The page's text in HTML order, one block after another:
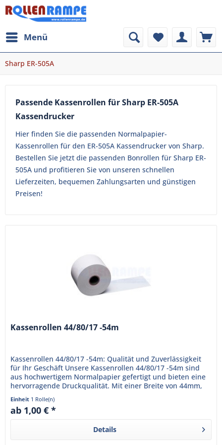
Menü
Sharp ER-505A
Passende Kassenrollen für Sharp ER-505A
Kassendrucker
Hier finden Sie die passenden Normalpapier-
Kassenrollen für den ER-505A Kassendrucker von Sharp.
Bestellen Sie jetzt die passenden Bonrollen für Sharp ER-
505A und profitieren Sie von unseren schnellen
Lieferzeiten, bequemen Zahlungsarten und günstigen
Preisen!
Kassenrollen 44/80/17 -54m
Kassenrollen 44/80/17 -54m: Qualität und Zuverlässigkeit
für Ihr Geschäft Unsere Kassenrollen 44/80/17 -54m sind
aus hochwertigem Normalpapier gefertigt und bieten eine
hervorragende Druckqualität. Mit einer Breite von 44mm,
einem...
Einheit 1 Rolle(n)
ab 1,00 € *
Details